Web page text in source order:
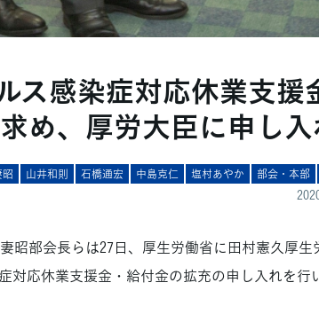
ス感染症対応休業支援
め、厚労大臣に申し
山井和則 石橋通宏 中島克仁 塩村あやか 部会・本部
部会長らは27日、厚生労働省に田村憲久厚生
対応休業支援金・給付金の拡充の申し入れを行